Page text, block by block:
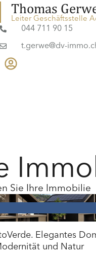
Thomas
Leiter Geschäftsstelle
044 711 90 15
t.gerwe@dv-
Sie Ihre Immobilie
Elegantes
und Natur